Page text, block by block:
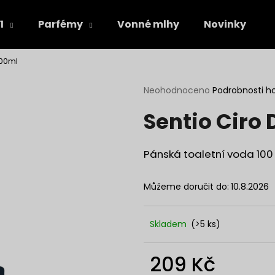
Parfémy Vonné mlhy Novinky
Průměrné
produktu
je
z
5
Neohodnoceno Podrobnosti
Sentio Ciro
Pánská toaletní voda
Můžeme doručit do: 10.8.2026
Skladem (>5 ks)
209 Kč
Co potřebujete najít?
HLEDAT